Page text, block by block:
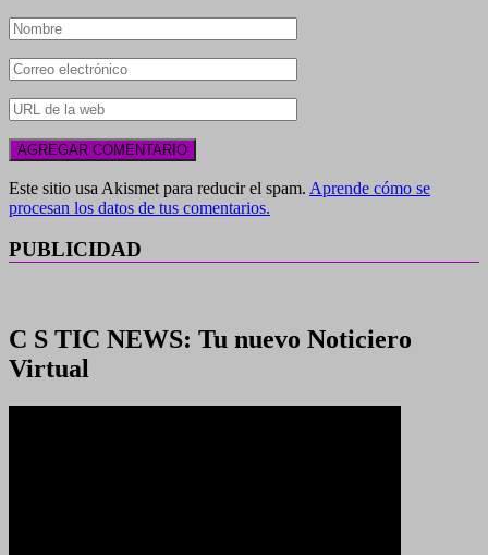
Este sitio usa Akismet para reducir el spam. Aprende cómo se
procesan los datos de tus comentarios.
PUBLICIDAD
C S TIC NEWS: Tu nuevo Noticiero
Virtual